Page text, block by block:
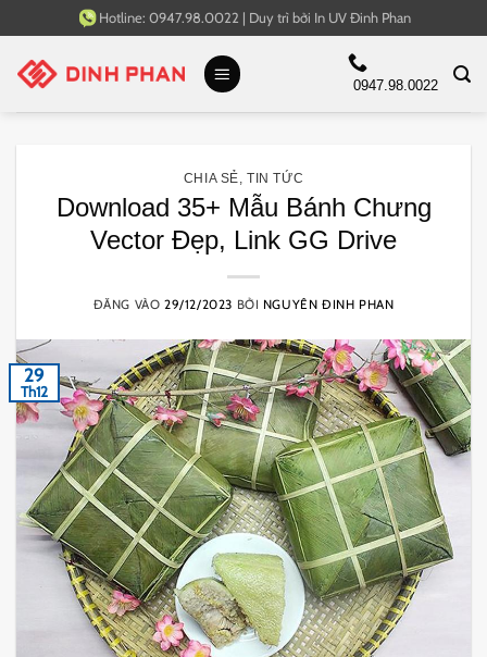
qua
nội
Hotline: 0947.98.0022 | Duy trì bởi In UV Đinh Phan
0947.98.0022
CHIA SẺ ,TIN TỨC
Download 35+ Mẫu Bánh Chưng
Vector Đẹp, Link GG Drive
ĐĂNG VÀO29/12/2023 BỞI NGUYÊN ĐINH PHAN
29
Th12